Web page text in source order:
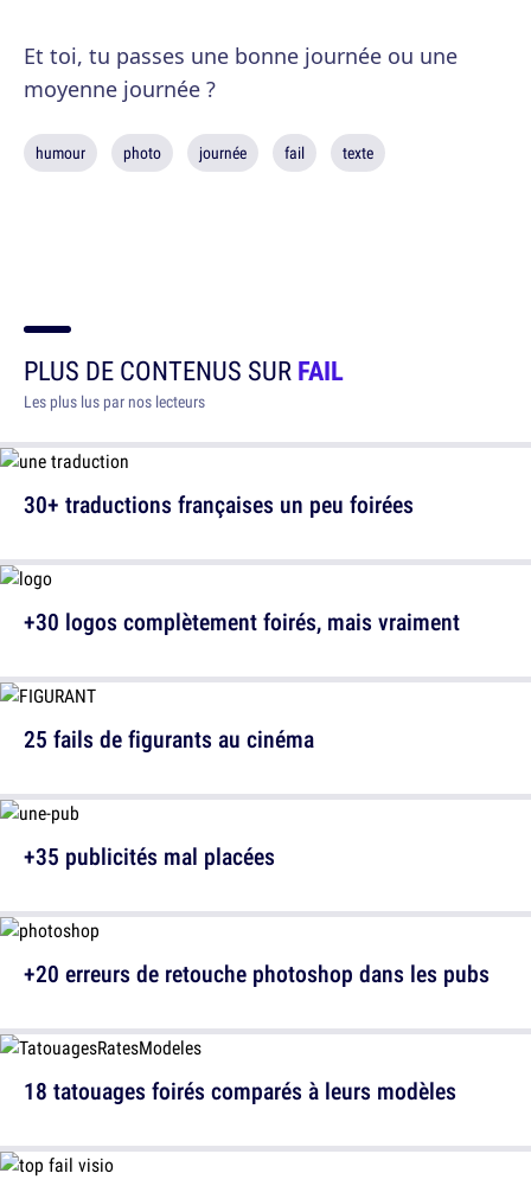
Et toi, tu passes une bonne journée ou une
moyenne journée ?
humour photo journée fail texte
PLUS DE CONTENUS SURFAIL
Les plus lus par nos lecteurs
30+ traductions françaises un peu foirées
25 fails de figurants au cinéma
+20 erreurs de retouche photoshop dans les pubs
+30 logos complètement foirés, mais vraiment
+35 publicités mal placées
18 tatouages foirés comparés à leurs modèles